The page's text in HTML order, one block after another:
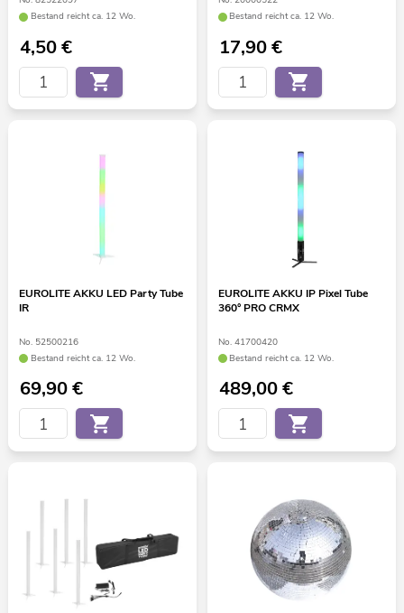
Bestand reicht ca. 12 Wo.
4,50€
Bestand reicht ca. 12 Wo.
17,90€
EUROLITE AKKU LED Party Tube
IR
No. 52500216
Bestand reicht ca. 12 Wo.
69,90€
EUROLITE AKKU IP Pixel Tube
360° PRO CRMX
No. 41700420
Bestand reicht ca. 12 Wo.
489,00€